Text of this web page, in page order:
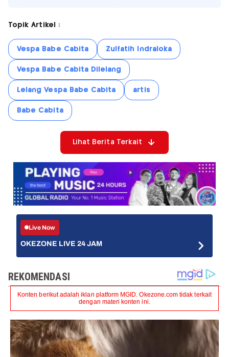
Topik Artikel :
Vespa Babe Cabita Zulfatih Indraloka
Vespa Babe Cabita Dilelang
Lelang Vespa Babe Cabita artis
Babe Cabita
Lihat Berita Terkait
Live Now
OKEZONE LIVE 24 JAM